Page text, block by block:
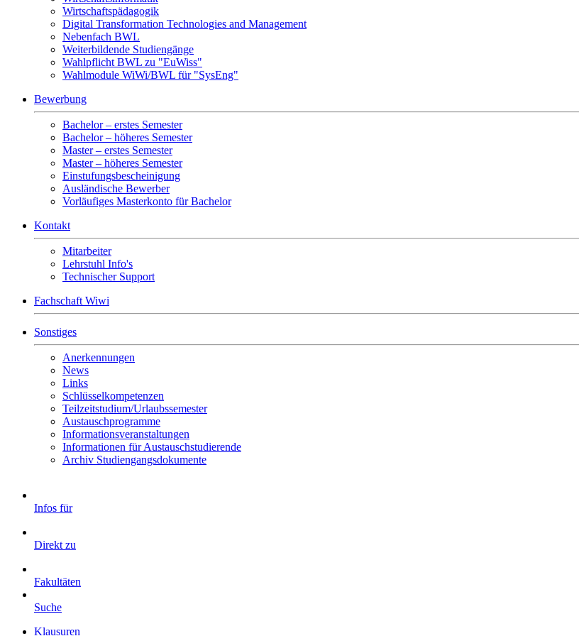
Wirtschaftspädagogik
Digital Transformation Technologies and Management
Nebenfach BWL
Weiterbildende Studiengänge
Wahlpflicht BWL zu "EuWiss"
Wahlmodule WiWi/BWL für "SysEng"
Bewerbung
Bachelor – erstes Semester
Bachelor – höheres Semester
Master – erstes Semester
Master – höheres Semester
Einstufungsbescheinigung
Ausländische Bewerber
Vorläufiges Masterkonto für Bachelor
Kontakt
Mitarbeiter
Lehrstuhl Info's
Technischer Support
Fachschaft Wiwi
Sonstiges
Anerkennungen
News
Links
Schlüsselkompetenzen
Teilzeitstudium/Urlaubssemester
Austauschprogramme
Informationsveranstaltungen
Informationen für Austauschstudierende
Archiv Studiengangsdokumente
Infos für
Direkt zu
Fakultäten
Suche
Klausuren